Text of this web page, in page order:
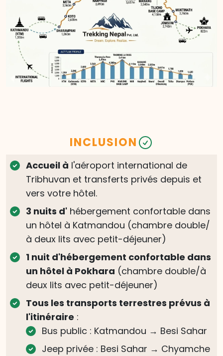
inoubliables de la vallée cachée de Nar
Phu, du spectaculaire col de Kang La,
des eaux turquoise du lac Tilicho, du
légendaire col de Thorong La et des
cultures et paysages incroyables de
l'Himalaya.
INCLUSION
Accueil à l'aéroport international de
Tribhuvan et transferts privés depuis et
vers votre hôtel.
3 nuits d' hébergement confortable dans
un hôtel à Katmandou (chambre double/
à deux lits avec petit-déjeuner)
1 nuit d'hébergement confortable dans
un hôtel à Pokhara (chambre double/à
deux lits avec petit-déjeuner)
Tous les transports terrestres prévus à
l'itinéraire :
Bus public : Katmandou → Besi Sahar
Jeep privée : Besi Sahar → Chyamche